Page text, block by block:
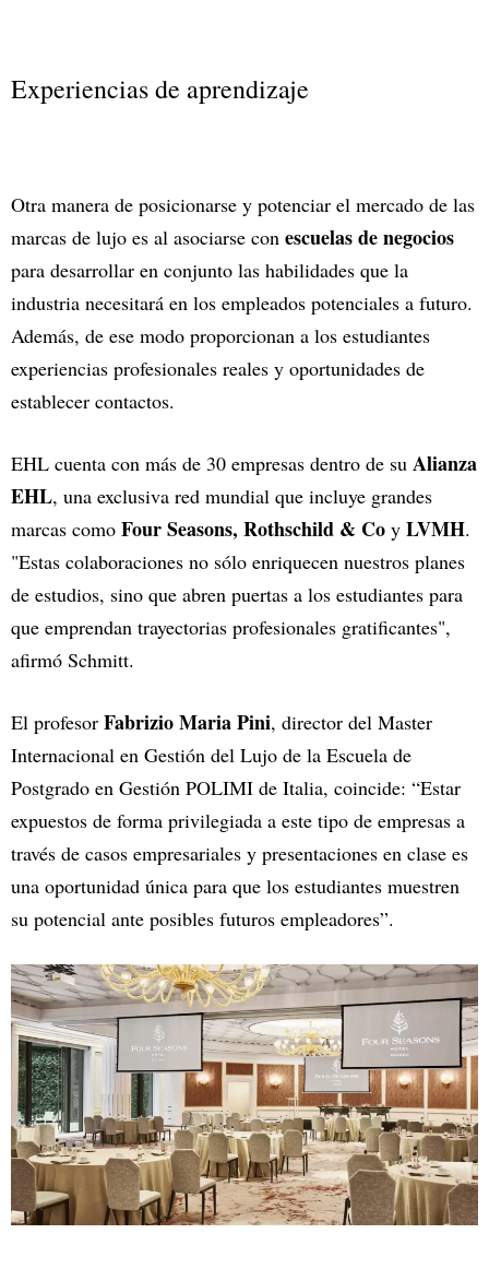
Experiencias de aprendizaje
Otra manera de posicionarse y potenciar el mercado de las
marcas de lujo es al asociarse con escuelas de negocios
para desarrollar en conjunto las habilidades que la
industria necesitará en los empleados potenciales a futuro.
Además, de ese modo proporcionan a los estudiantes
experiencias profesionales reales y oportunidades de
establecer contactos.
EHL cuenta con más de 30 empresas dentro de su Alianza
EHL, una exclusiva red mundial que incluye grandes
marcas como Four Seasons, Rothschild & Co y LVMH.
"Estas colaboraciones no sólo enriquecen nuestros planes
de estudios, sino que abren puertas a los estudiantes para
que emprendan trayectorias profesionales gratificantes",
afirmó Schmitt.
El profesor Fabrizio Maria Pini, director del Master
Internacional en Gestión del Lujo de la Escuela de
Postgrado en Gestión POLIMI de Italia, coincide: “Estar
expuestos de forma privilegiada a este tipo de empresas a
través de casos empresariales y presentaciones en clase es
una oportunidad única para que los estudiantes muestren
su potencial ante posibles futuros empleadores”.